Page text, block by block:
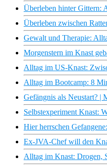
Überleben hinter Gittern:
Überleben zwischen
Gewalt und Therapie:
Morgenstern im Knast
Alltag im US-Knast:
Alltag im Bootcamp: 8
Gefängnis als Neustart? |
Selbstexperiment Knast:
Hier herrschen
Ex-JVA-Chef will den
Alltag im Knast: Drogen,